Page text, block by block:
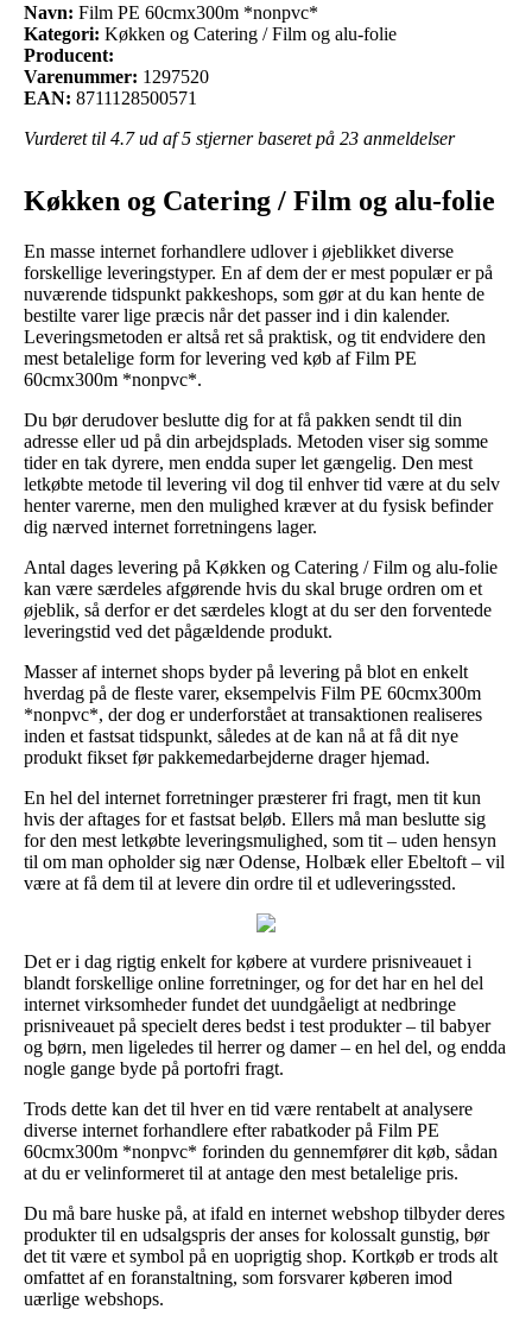
Navn: Film PE 60cmx300m *nonpvc*
Kategori: Køkken og Catering / Film og alu-folie
Producent:
Varenummer: 1297520
EAN: 8711128500571
Vurderet til 4.7ud af 5 stjerner baseret på 23 anmeldelser
Køkken og Catering / Film og alu-folie
En masse internet forhandlere udlover i øjeblikket diverse
forskellige leveringstyper. En af dem der er mest populær er på
nuværende tidspunkt pakkeshops, som gør at du kan hente de
bestilte varer lige præcis når det passer ind i din kalender.
Leveringsmetoden er altså ret så praktisk, og tit endvidere den
mest betalelige form for levering ved køb af Film PE
60cmx300m *nonpvc*.
Du bør derudover beslutte dig for at få pakken sendt til din
adresse eller ud på din arbejdsplads. Metoden viser sig somme
tider en tak dyrere, men endda super let gængelig. Den mest
letkøbte metode til levering vil dog til enhver tid være at du selv
henter varerne, men den mulighed kræver at du fysisk befinder
dig nærved internet forretningens lager.
Antal dages levering på Køkken og Catering / Film og alu-folie
kan være særdeles afgørende hvis du skal bruge ordren om et
øjeblik, så derfor er det særdeles klogt at du ser den forventede
leveringstid ved det pågældende produkt.
Masser af internet shops byder på levering på blot en enkelt
hverdag på de fleste varer, eksempelvis Film PE 60cmx300m
*nonpvc*, der dog er underforstået at transaktionen realiseres
inden et fastsat tidspunkt, således at de kan nå at få dit nye
produkt fikset før pakkemedarbejderne drager hjemad.
En hel del internet forretninger præsterer fri fragt, men tit kun
hvis der aftages for et fastsat beløb. Ellers må man beslutte sig
for den mest letkøbte leveringsmulighed, som tit – uden hensyn
til om man opholder sig nær Odense, Holbæk eller Ebeltoft – vil
være at få dem til at levere din ordre til et udleveringssted.
Det er i dag rigtig enkelt for købere at vurdere prisniveauet i
blandt forskellige online forretninger, og for det har en hel del
internet virksomheder fundet det uundgåeligt at nedbringe
prisniveauet på specielt deres bedst i test produkter – til babyer
og børn, men ligeledes til herrer og damer – en hel del, og endda
nogle gange byde på portofri fragt.
Trods dette kan det til hver en tid være rentabelt at analysere
diverse internet forhandlere efter rabatkoder på Film PE
60cmx300m *nonpvc* forinden du gennemfører dit køb, sådan
at du er velinformeret til at antage den mest betalelige pris.
Du må bare huske på, at ifald en internet webshop tilbyder deres
produkter til en udsalgspris der anses for kolossalt gunstig, bør
det tit være et symbol på en uoprigtig shop. Kortkøb er trods alt
omfattet af en foranstaltning, som forsvarer køberen imod
uærlige webshops.